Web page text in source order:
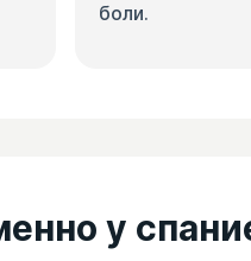
боли.
у